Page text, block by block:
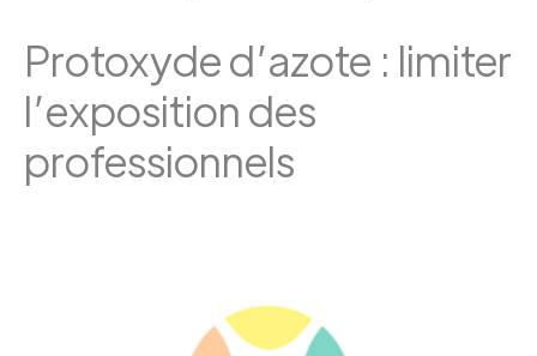
Protoxyde d’azote : limiter
l’exposition des
professionnels